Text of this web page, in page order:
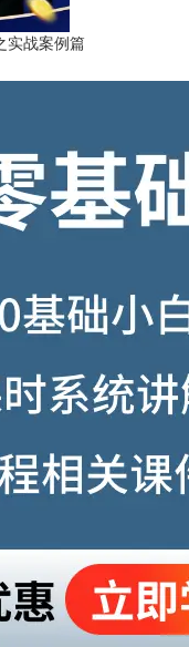
实战案例篇